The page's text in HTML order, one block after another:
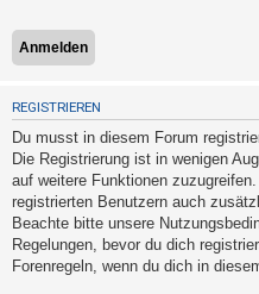
i
s
t
r
i
e
r
e
n
REGISTRIEREN
Du musst in diesem Forum
Die Registrierung ist in wenigen
auf weitere Funktionen
registrierten Benutzern auch
Beachte bitte unsere
Regelungen, bevor du dich
Forenregeln, wenn du dich in